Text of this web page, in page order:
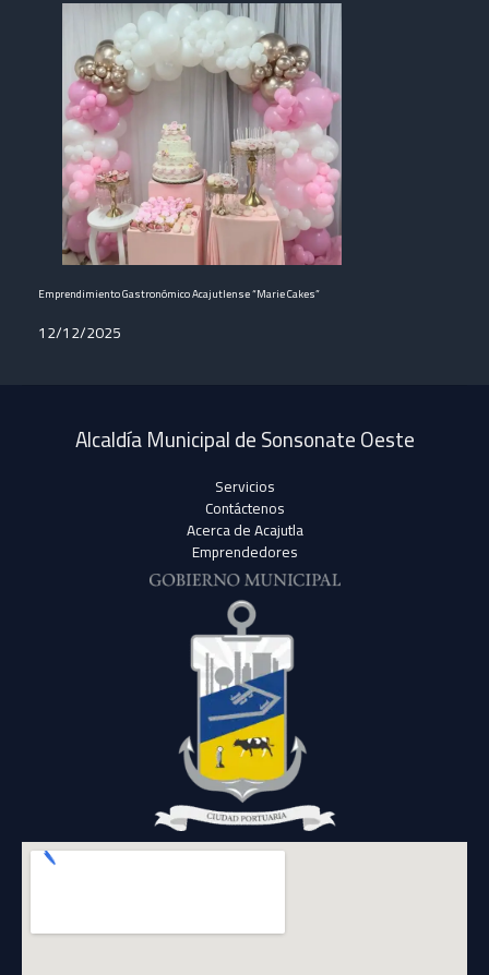
Emprendimiento Gastronómico Acajutlense “Marie Cakes”
12/12/2025
Alcaldía Municipal de Sonsonate Oeste
Servicios
Contáctenos
Acerca de Acajutla
Emprendedores